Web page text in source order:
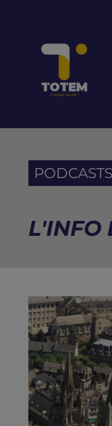
L'INFO